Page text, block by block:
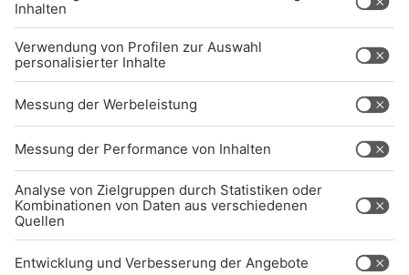
BARRIEREFREIHEIT: WIR ARBEITEN DERZEIT
AKTIV DARAN, UNSERE WEBSITE
BARRIEREFREI ZU GESTALTEN - GEMÄSS D
EN ANFORDERUNGEN DES B
ARRIEREFREIHEITSSTÄRKUNGSGESETZES. W
ENN SIE AUF BARRIEREN STOSSEN ODER UN
NTAKTIEREN SIE UNS GERNE.
Studio-Hotline
(089) 38 38 38 38
info@radiogong.de